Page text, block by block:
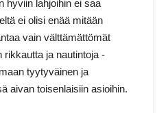
hyviin lahjoihin ei saa
ei olisi enää mitään
vain välttämättömät
rikkautta ja nautintoja -
tyytyväinen ja
aivan toisenlaisiin asioihin.